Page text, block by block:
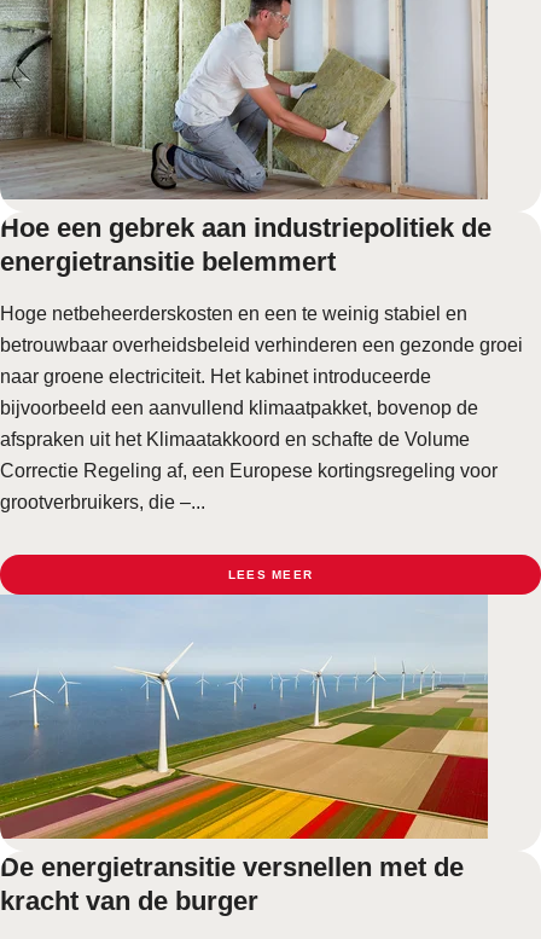
Hoe een gebrek aan industriepolitiek de
energietransitie belemmert
Hoge netbeheerderskosten en een te weinig stabiel en
betrouwbaar overheidsbeleid verhinderen een gezonde groei
naar groene electriciteit. Het kabinet introduceerde
bijvoorbeeld een aanvullend klimaatpakket, bovenop de
afspraken uit het Klimaatakkoord en schafte de Volume
Correctie Regeling af, een Europese kortingsregeling voor
grootverbruikers, die –...
LEES MEER
De energietransitie versnellen met de
kracht van de burger